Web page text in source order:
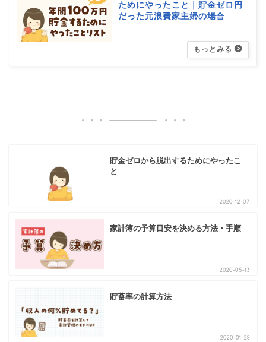
ためにやったこと｜貯金ゼロ円
だった元浪費家主婦の場合
貯金ゼロから脱出するためにやったこ
と
2020-12-07
家計簿の予算目安を決める方法・手順
2020-05-13
貯蓄率の計算方法
2020-01-28